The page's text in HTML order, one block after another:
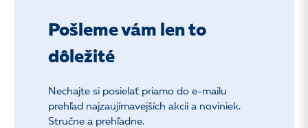
Pošleme vám len to
dôležité
Nechajte si posielať priamo do e-mailu
prehľad najzaujímavejších akcií a noviniek.
Stručne a prehľadne.